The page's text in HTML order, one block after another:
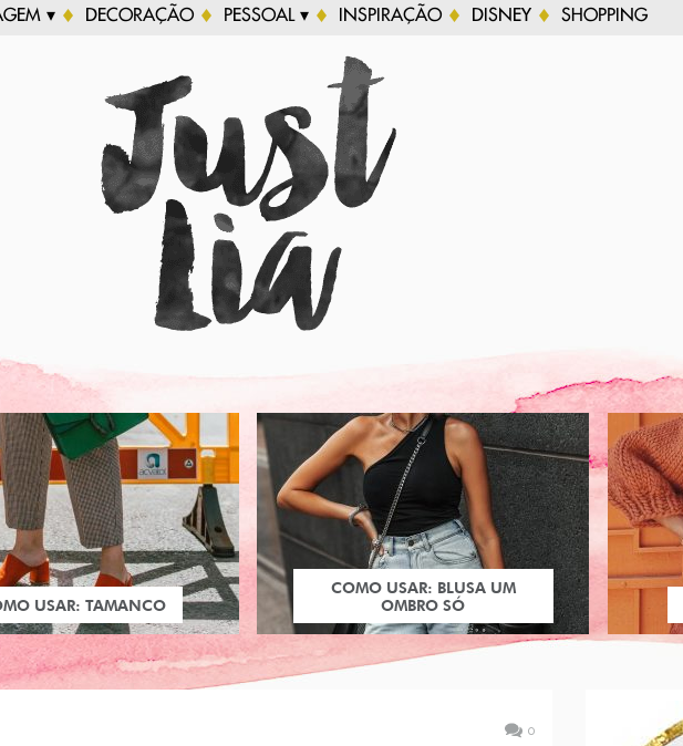
▾ DECORAÇÃO PESSOAL ▾ INSPIRAÇÃO DISNEY SHOPPING
USAR: TAMANCO
COMO USAR: BLUSA UM
OMBRO SÓ
0